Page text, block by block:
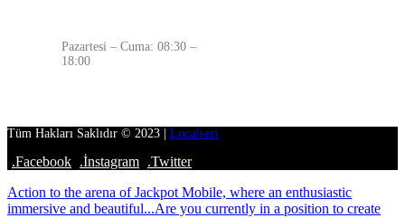
Pazartesi – Cuma: 08:30 –
18:00
Tüm Hakları Saklıdır © 2023 | Localveri
.Facebook .İnstagram .Twitter
Action to the arena of Jackpot Mobile, where an enthusiastic
immersive and beautiful...Are you currently in a position to create